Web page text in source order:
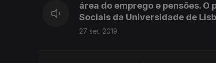
área do emprego e pensões.
Sociais da Universidade de
27 set. 2019